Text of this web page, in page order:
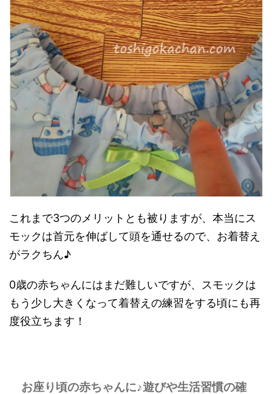
これまで3つのメリットとも被りますが、本当にス
モックは首元を伸ばして頭を通せるので、お着替え
がラクちん♪
0歳の赤ちゃんにはまだ難しいですが、スモックは
もう少し大きくなって着替えの練習をする頃にも再
度役立ちます！
お座り頃の赤ちゃんに♪遊びや生活習慣の確